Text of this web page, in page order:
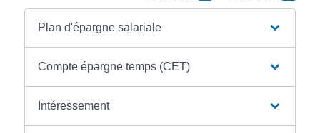
Plan d'épargne salariale
Compte épargne temps (CET)
Intéressement